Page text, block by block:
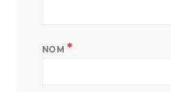
NOM *